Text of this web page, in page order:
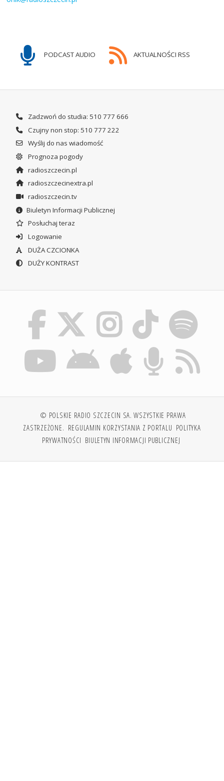
PODCAST AUDIO AKTUALNOŚCI RSS
Zadzwoń do studia: 510 777 666
Czujny non stop: 510 777 222
Wyślij do nas wiadomość
Prognoza pogody
radioszczecin.pl
radioszczecinextra.pl
radioszczecin.tv
Biuletyn Informacji Publicznej
Posłuchaj teraz
Logowanie
DUŻA CZCIONKA
DUŻY KONTRAST
© POLSKIE RADIO SZCZECIN SA. WSZYSTKIE PRAWA
ZASTRZEŻONE. REGULAMIN KORZYSTANIA Z PORTALU POLITYKA
PRYWATNOŚCI BIULETYN INFORMACJI PUBLICZNEJ